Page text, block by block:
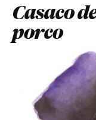
Casaco
porco